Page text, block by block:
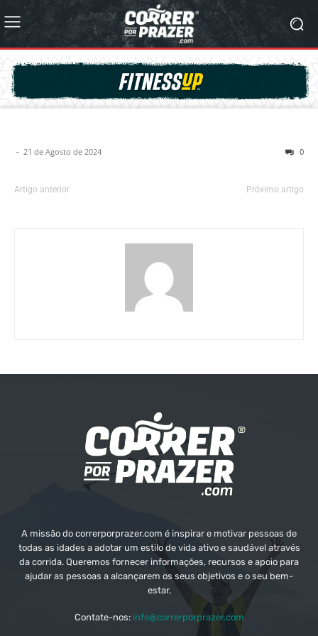
- 21 de Agosto de 2024 0
Artigo anterior Próximo artigo
A missão do correrporprazer.com é inspirar e motivar pessoas de
todas as idades a adotar um estilo de vida ativo e saudável através
da corrida. Queremos fornecer informações, recursos e apoio para
ajudar as pessoas a alcançarem os seus objetivos e o seu bem-
estar.
Contate-nos: info@correrporprazer.com